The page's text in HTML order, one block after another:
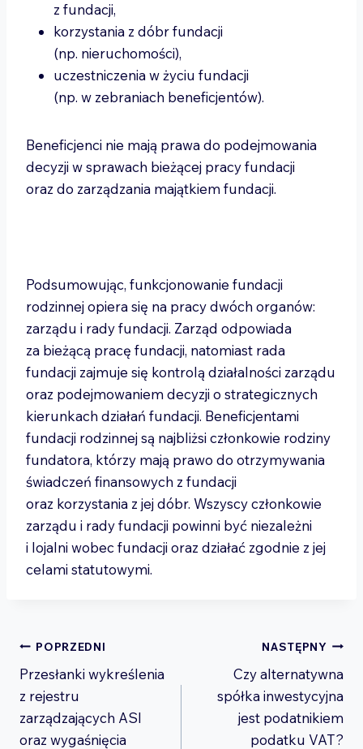
z fundacji,
korzystania z dóbr fundacji
(np. nieruchomości),
uczestniczenia w życiu fundacji
(np. w zebraniach beneficjentów).
Beneficjenci nie mają prawa do podejmowania
decyzji w sprawach bieżącej pracy fundacji
oraz do zarządzania majątkiem fundacji.
Podsumowując, funkcjonowanie fundacji
rodzinnej opiera się na pracy dwóch organów:
zarządu i rady fundacji. Zarząd odpowiada
za bieżącą pracę fundacji, natomiast rada
fundacji zajmuje się kontrolą działalności zarządu
oraz podejmowaniem decyzji o strategicznych
kierunkach działań fundacji. Beneficjentami
fundacji rodzinnej są najbliżsi członkowie rodziny
fundatora, którzy mają prawo do otrzymywania
świadczeń finansowych z fundacji
oraz korzystania z jej dóbr. Wszyscy członkowie
zarządu i rady fundacji powinni być niezależni
i lojalni wobec fundacji oraz działać zgodnie z jej
celami statutowymi.
Nawigacja
wpisu
POPRZEDNI
Przesłanki wykreślenia
z rejestru
zarządzających ASI
oraz wygaśnięcia
NASTĘPNY
Czy alternatywna
spółka inwestycyjna
jest podatnikiem
podatku VAT?